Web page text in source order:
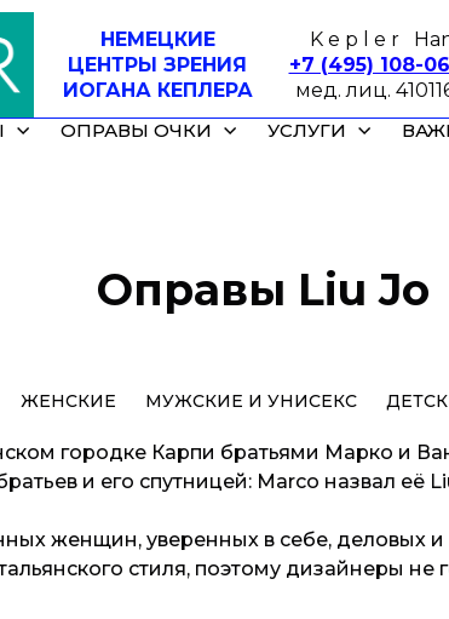
НЕМЕЦКИЕ
ЦЕНТРЫ ЗРЕНИЯ
ИОГАНА КЕПЛЕРА
K e p l e r
+7 (495) 108-
мед. лиц.
ОПРАВЫ ОЧКИ УСЛУГИ
городке Карпи братьями Марко и
и его спутницей: Marco назвал её
женщин, уверенных в себе, деловых
стиля, поэтому дизайнеры
Оправы Liu Jo
ЖЕНСКИЕ МУЖСКИЕ И УНИСЕКС